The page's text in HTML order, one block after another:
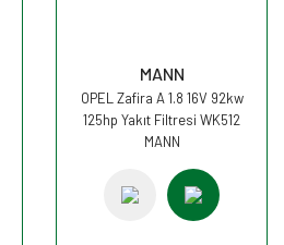
MANN
OPEL Zafira A 1.8 16V 92kw
125hp Yakıt Filtresi WK512
MANN